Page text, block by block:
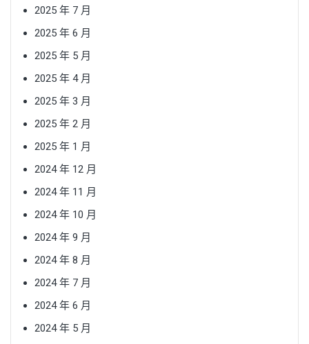
2025 年 7 月
2025 年 6 月
2025 年 5 月
2025 年 4 月
2025 年 3 月
2025 年 2 月
2025 年 1 月
2024 年 12 月
2024 年 11 月
2024 年 10 月
2024 年 9 月
2024 年 8 月
2024 年 7 月
2024 年 6 月
2024 年 5 月